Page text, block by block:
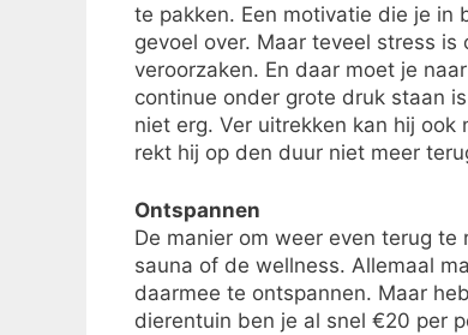
te pakken. Een motivatie die je in
gevoel over. Maar teveel stress
veroorzaken. En daar moet je
continue onder grote druk staan
niet erg. Ver uitrekken kan hij
rekt hij op den duur niet meer
Ontspannen
De manier om weer even terug
sauna of de wellness. Allemaal
daarmee te ontspannen. Maar
dierentuin ben je al snel €20 per